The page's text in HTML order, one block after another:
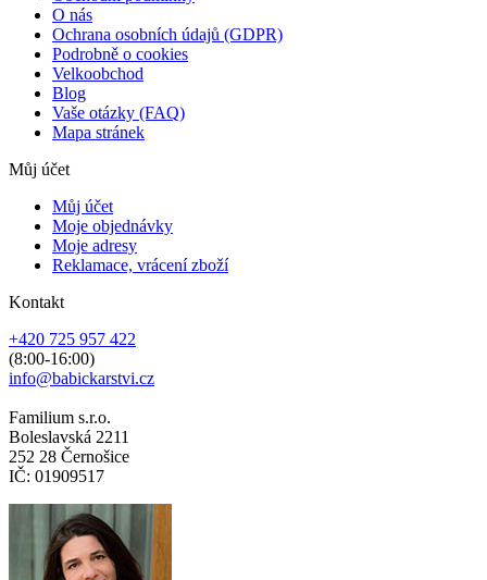
O nás
Ochrana osobních údajů (GDPR)
Podrobně o cookies
Velkoobchod
Blog
Vaše otázky (FAQ)
Mapa stránek
Můj účet
Můj účet
Moje objednávky
Moje adresy
Reklamace, vrácení zboží
Kontakt
+420 725 957 422
(8:00-16:00)
info@babickarstvi.cz
Familium s.r.o.
Boleslavská 2211
252 28 Černošice
IČ: 01909517